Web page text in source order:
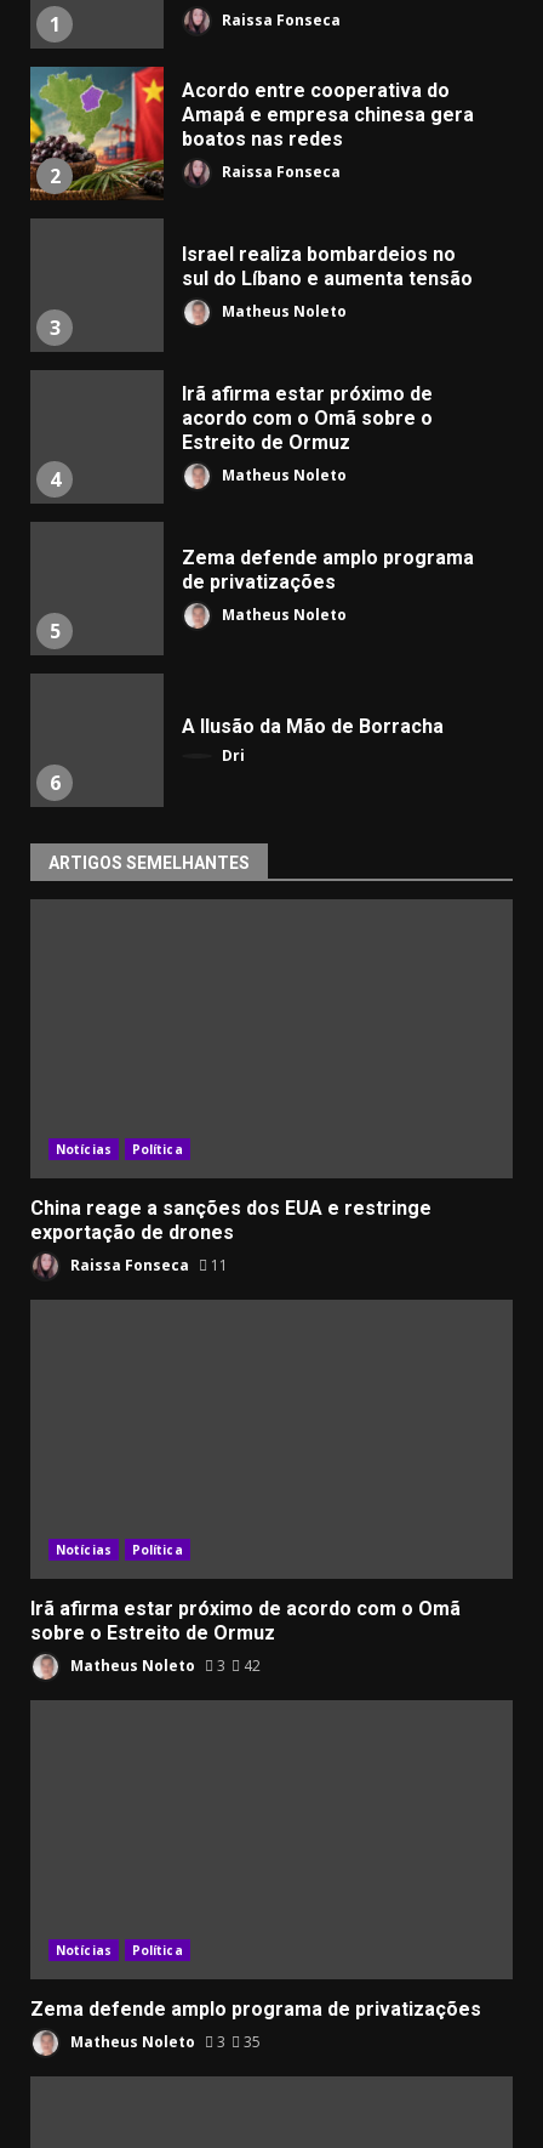
1 Raissa Fonseca
2
Acordo entre cooperativa do
Amapá e empresa chinesa gera
boatos nas redes
Raissa Fonseca
3
Israel realiza bombardeios no
sul do Líbano e aumenta tensão
Matheus Noleto
4
Irã afirma estar próximo de
acordo com o Omã sobre o
Estreito de Ormuz
Matheus Noleto
5
Zema defende amplo programa
de privatizações
Matheus Noleto
6
A Ilusão da Mão de Borracha
Dri
ARTIGOS SEMELHANTES
Notícias Política
China reage a sanções dos EUA e restringe
exportação de drones
Raissa Fonseca 11
Notícias Política
Irã afirma estar próximo de acordo com o Omã
sobre o Estreito de Ormuz
Matheus Noleto 3 42
Notícias Política
Zema defende amplo programa de privatizações
Matheus Noleto 3 35